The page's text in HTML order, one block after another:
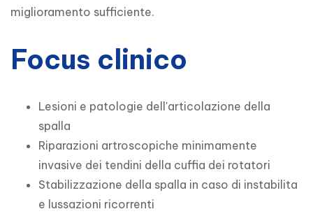
miglioramento sufficiente.
Focus clinico
Lesioni e patologie dell'articolazione della
spalla
Riparazioni artroscopiche minimamente
invasive dei tendini della cuffia dei rotatori
Stabilizzazione della spalla in caso di instabilita
e lussazioni ricorrenti